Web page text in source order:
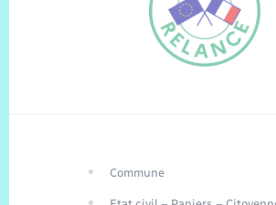
Commune